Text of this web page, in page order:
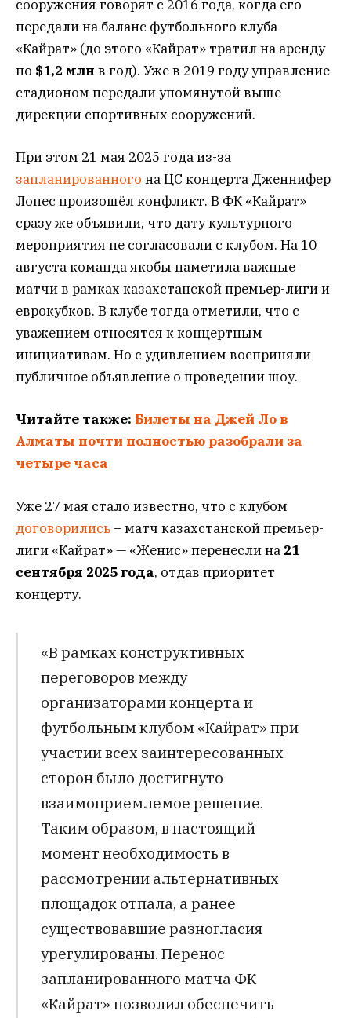
сооружения говорят с 2016 года, когда его
передали на баланс футбольного клуба
«Кайрат» (до этого «Кайрат» тратил на аренду
по $1,2 млн в год). Уже в 2019 году управление
стадионом передали упомянутой выше
дирекции спортивных сооружений.
При этом 21 мая 2025 года из-за
запланированного на ЦС концерта Дженнифер
Лопес произошёл конфликт. В ФК «Кайрат»
сразу же объявили, что дату культурного
мероприятия не согласовали с клубом. На 10
августа команда якобы наметила важные
матчи в рамках казахстанской премьер-лиги и
еврокубков. В клубе тогда отметили, что с
уважением относятся к концертным
инициативам. Но с удивлением восприняли
публичное объявление о проведении шоу.
Читайте также: Билеты на Джей Ло в
Алматы почти полностью разобрали за
четыре часа
Уже 27 мая стало известно, что с клубом
договорились– матч казахстанской премьер-
лиги «Кайрат» — «Женис» перенесли на 21
сентября 2025 года, отдав приоритет
концерту.
«В рамках конструктивных
переговоров между
организаторами концерта и
футбольным клубом «Кайрат» при
участии всех заинтересованных
сторон было достигнуто
взаимоприемлемое решение.
Таким образом, в настоящий
момент необходимость в
рассмотрении альтернативных
площадок отпала, а ранее
существовавшие разногласия
урегулированы. Перенос
запланированного матча ФК
«Кайрат» позволил обеспечить